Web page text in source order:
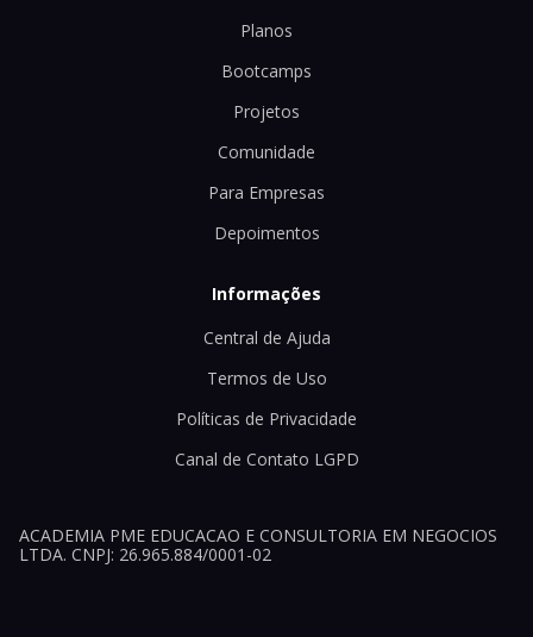
Planos
Bootcamps
Projetos
Comunidade
Para Empresas
Depoimentos
Informações
Central de Ajuda
Termos de Uso
Políticas de Privacidade
Canal de Contato LGPD
ACADEMIA PME EDUCACAO E CONSULTORIA EM NEGOCIOS
LTDA. CNPJ: 26.965.884/0001-02